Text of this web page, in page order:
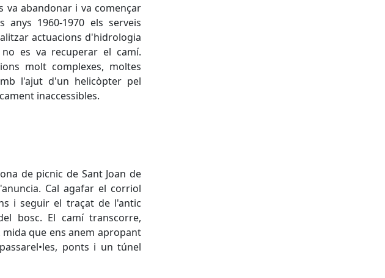
va abandonar i va començar
1960-1970 els serveis
actuacions d'hidrologia
es va recuperar el camí.
molt complexes, moltes
l'ajut d'un helicòpter pel
inaccessibles.
de picnic de Sant Joan de
Cal agafar el corriol
i seguir el traçat de l'antic
bosc. El camí transcorre,
que ens anem apropant
ponts i un túnel